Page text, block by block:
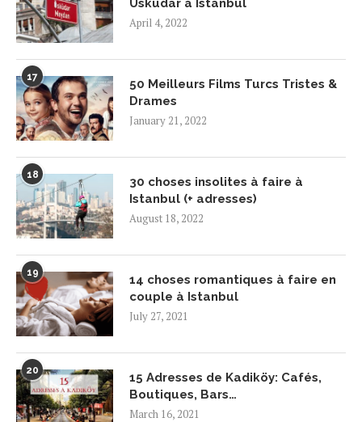
Üsküdar à Istanbul
April 4, 2022
17
50 Meilleurs Films Turcs Tristes &
Drames
January 21, 2022
18
30 choses insolites à faire à
Istanbul (+ adresses)
August 18, 2022
19
14 choses romantiques à faire en
couple à Istanbul
July 27, 2021
20
15 Adresses de Kadiköy: Cafés,
Boutiques, Bars…
March 16, 2021